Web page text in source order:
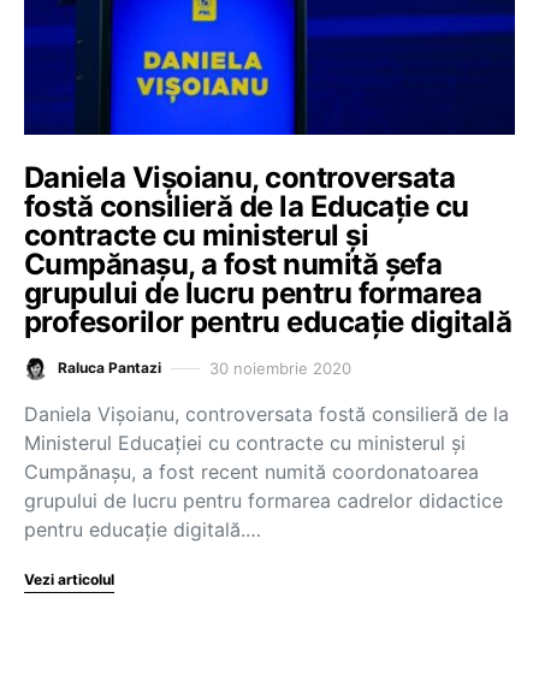
Daniela Vișoianu, controversata
fostă consilieră de la Educație cu
contracte cu ministerul și
Cumpănașu, a fost numită șefa
grupului de lucru pentru formarea
profesorilor pentru educație digitală
Raluca Pantazi 30 noiembrie 2020
Daniela Vișoianu, controversata fostă consilieră de la
Ministerul Educației cu contracte cu ministerul și
Cumpănașu, a fost recent numită coordonatoarea
grupului de lucru pentru formarea cadrelor didactice
pentru educație digitală.…
Vezi articolul